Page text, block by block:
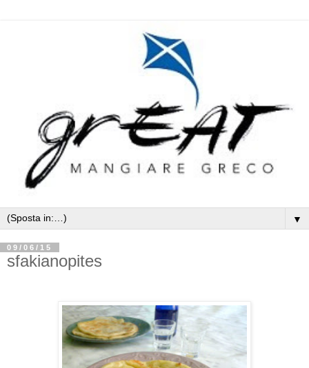
▼
09/06/15
sfakianopites